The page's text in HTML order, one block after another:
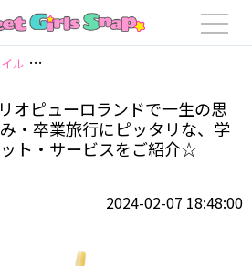
ル 【写真 16/18】サンリオピューロランド
オピューロランドで一生の思
・卒業旅行にピッタリな、学
ト・サービスをご紹介☆
2024-02-07 18:48:00